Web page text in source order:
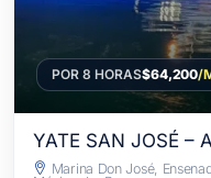
POR 8 HORAS$64,200/
YATE SAN JOSÉ –
Marina Don José,